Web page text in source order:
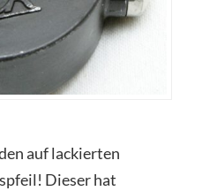
auf lackierten
Dieser hat